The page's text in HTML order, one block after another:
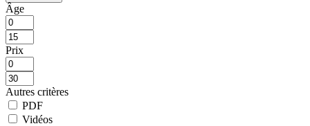
Âge
Prix
Autres critères
PDF
Vidéos